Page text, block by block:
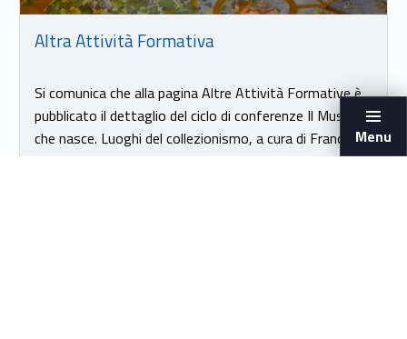
Menu
Altra Attività Formativa
Si comunica che alla pagina Altre Attività Formative è
pubblicato il dettaglio del ciclo di conferenze Il Museo
che nasce. Luoghi del collezionismo, a cura di Francesca